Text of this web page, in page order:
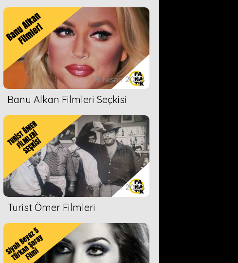
18 Nisan 2023
Banu Alkan Filmleri Seçkisi
05 Nisan 2023
Turist Ömer Filmleri